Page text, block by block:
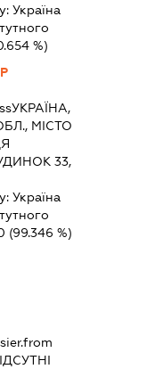
Україна
%)
УКРАЇНА,
МІСТО
33,
Україна
(99.346 %)